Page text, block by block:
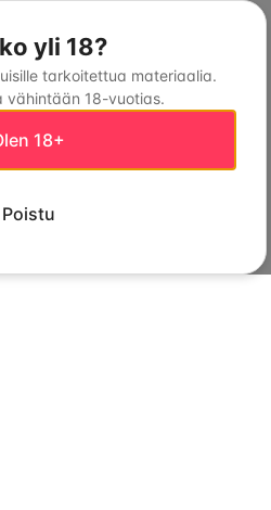
yli 18?
tarkoitettua materiaalia.
vähintään 18-vuotias.
18+
Poistu